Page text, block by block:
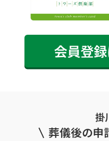
会員登録
掛
葬儀後の申